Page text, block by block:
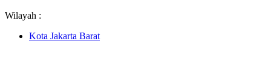
Wilayah :
Kota Jakarta Barat